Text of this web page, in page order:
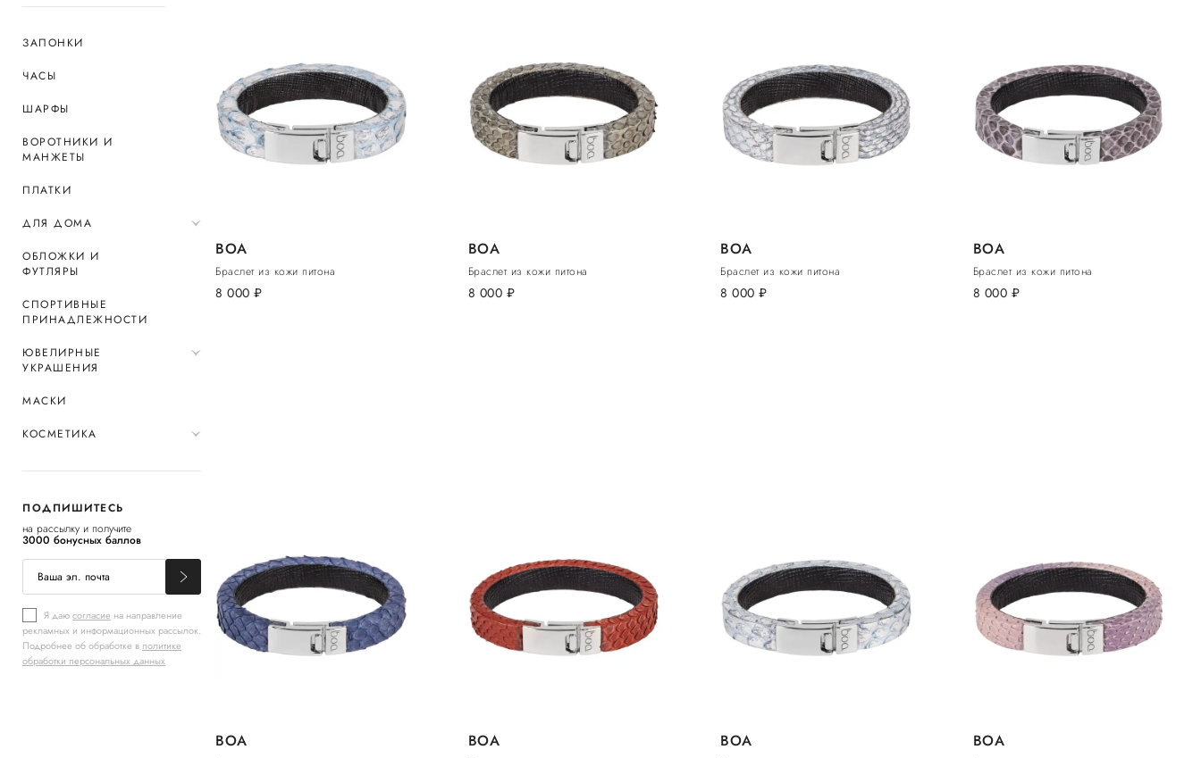
ЗАПОНКИ
ЧАСЫ
ШАРФЫ
ВОРОТНИКИ И
МАНЖЕТЫ
ПЛАТКИ
ДЛЯ ДОМА
ОБЛОЖКИ И
ФУТЛЯРЫ
СПОРТИВНЫЕ
ПРИНАДЛЕЖНОСТИ
ЮВЕЛИРНЫЕ
УКРАШЕНИЯ
МАСКИ
КОСМЕТИКА
ПОДПИШИТЕСЬ
на рассылку и получите
3000 бонусных баллов
Я даюсогласие на направление
рекламных и информационных рассылок.
Подробнее об обработке в политике
обработки персональных данных
BOA
Браслет из кожи питона
8 000 руб.
BOA
Браслет из кожи питона
8 000 руб.
BOA
Браслет из кожи питона
8 000 руб.
BOA
Браслет из кожи питона
8 000 руб.
BOA BOA BOA BOA